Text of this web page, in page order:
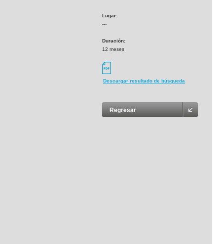
Lugar:
---
Duración:
12 meses
Descargar resultado de búsqueda
Regresar